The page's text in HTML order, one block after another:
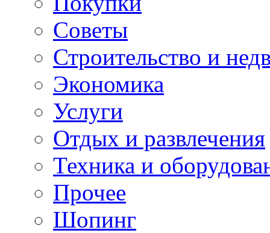
Советы
Строительство и
Экономика
Услуги
Отдых и развлечения
Техника и
Прочее
Шопинг